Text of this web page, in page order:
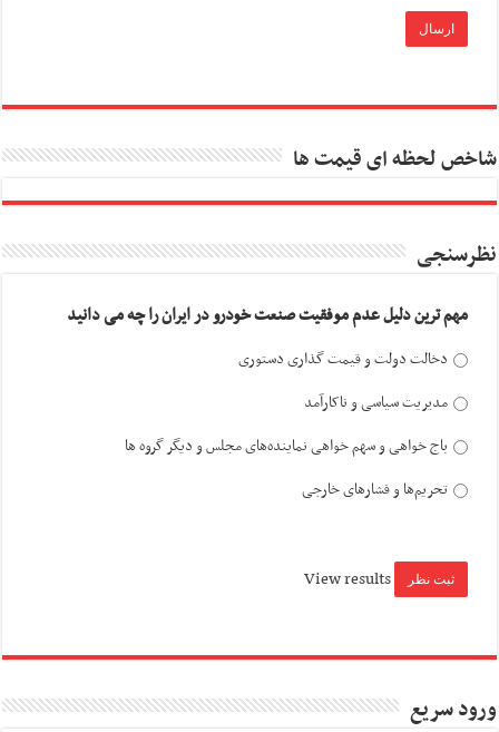
شاخص لحظه ای قیمت ها
نظرسنجی
مهم ترین دلیل عدم موفقیت صنعت خودرو در ایران را چه می دانید
دخالت دولت و قیمت گذاری دستوری
مدیریت سیاسی و ناکارآمد
باج خواهی و سهم خواهی نماینده‌های مجلس و دیگر گروه ها
تحریم‌ها و فشارهای خارجی
View results
ورود سریع